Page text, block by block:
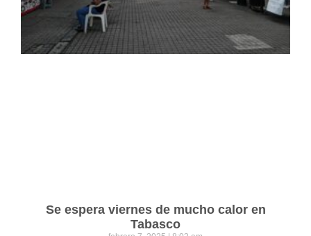
Se espera viernes de mucho calor en
Tabasco